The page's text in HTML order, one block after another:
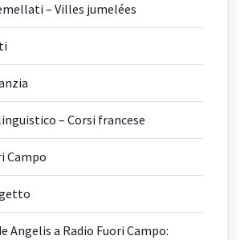
– Villes jumelées
– Corsi francese
Campo
Angelis a Radio Fuori Campo: